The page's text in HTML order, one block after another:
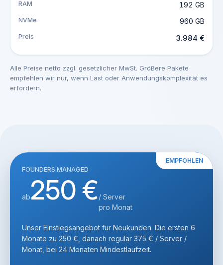
192 GB
960 GB
3.984 €
Alle Preise netto zzgl. gesetzlicher MwSt. Größere Pakete
empfehlen wir nur, wenn Last oder Anwendungskomplexität es
erfordern.
EMPFOHLEN
FOUNDERS MANAGED
ab250 €/ Server
pro Monat
Unser Einstiegsangebot für Neukunden. Die ersten 6
Monate zu 250 €, danach regulär 375 € / Server /
Monat, bei 24 Monaten Mindestlaufzeit.